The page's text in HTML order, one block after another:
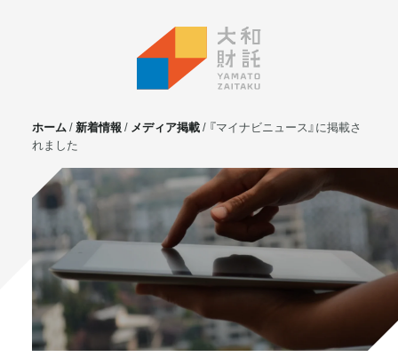
サービス
不動産投資
⼟地活⽤
マンション管理
賃貸管理
実需用戸建・マンション
ホテル事業
ホーム 新着情報 メディア掲載
『マイナビニュース』に掲載さ
れました